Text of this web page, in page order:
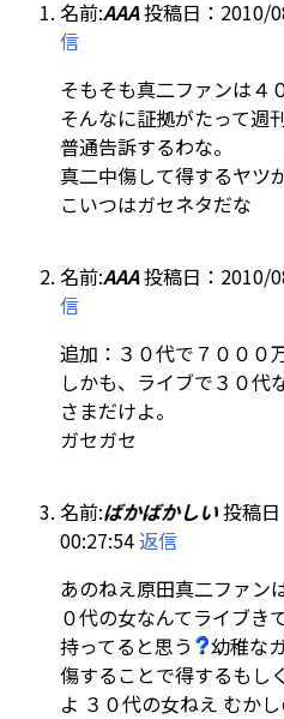
名前:AAA投稿日：2010/
信
そもそも真二ファンは４
そんなに証拠がたって週
普通告訴するわな。
真二中傷して得するヤツ
こいつはガセネタだな
名前:AAA投稿日：2010/
信
追加：３０代で７０００
しかも、ライブで３０代
さまだけよ。
ガセガセ
名前:ばかばかしい投稿
00:27:54返信
あのねえ原田真二ファン
０代の女なんてライブき
持ってると思う
幼稚な
傷することで得するもし
よ ３０代の女ねえ むか